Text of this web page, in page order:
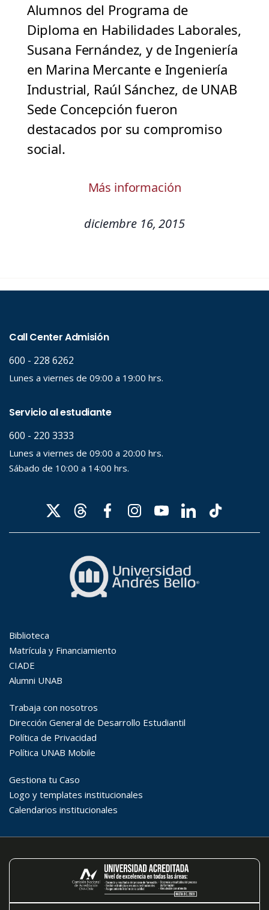
Alumnos del Programa de
Diploma en Habilidades Laborales,
Susana Fernández, y de Ingeniería
en Marina Mercante e Ingeniería
Industrial, Raúl Sánchez, de UNAB
Sede Concepción fueron
destacados por su compromiso
social.
Más información
diciembre 16, 2015